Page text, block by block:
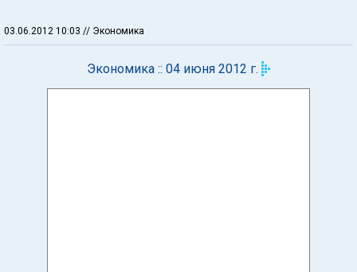
03.06.2012 10:03 // Экономика
Экономика :: 04 июня 2012 г.